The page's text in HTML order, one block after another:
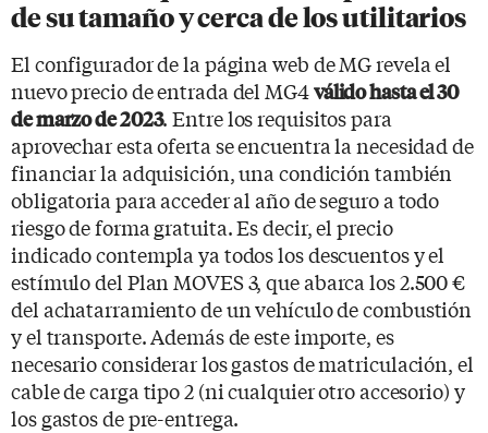
de su tamaño y cerca de los utilitarios
El configurador de la página web de MG revela el
nuevo precio de entrada del MG4válido hasta el 30
de marzo de 2023. Entre los requisitos para
aprovechar esta oferta se encuentra la necesidad de
financiar la adquisición, una condición también
obligatoria para acceder al año de seguro a todo
riesgo de forma gratuita. Es decir, el precio
indicado contempla ya todos los descuentos y el
estímulo del Plan MOVES 3, que abarca los 2.500 €
del achatarramiento de un vehículo de combustión
y el transporte. Además de este importe, es
necesario considerar los gastos de matriculación, el
cable de carga tipo 2 (ni cualquier otro accesorio) y
los gastos de pre-entrega.